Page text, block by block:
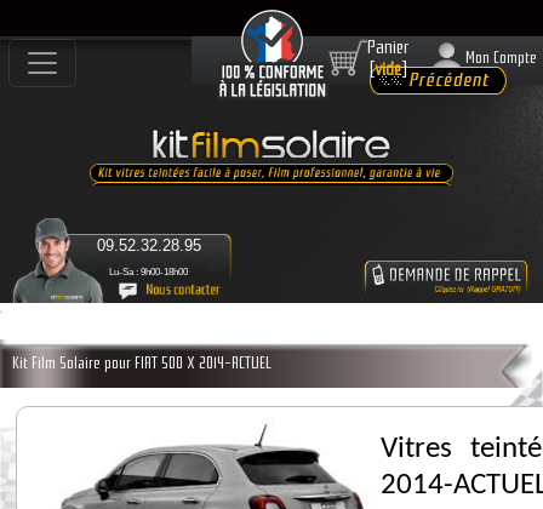
Lu-Sa : 9h00-18h00
09.52.32.28.95
Panier
[vide]
Mon Compte
Kit Film Solaire pour FIAT 500 X 2014-ACTUEL
Vitres
2014-